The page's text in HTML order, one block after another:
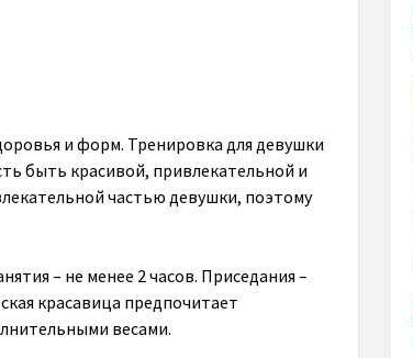
и форм. Тренировка для девушки
быть красивой, привлекательной и
частью девушки, поэтому
– не менее 2 часов. Приседания –
красавица предпочитает
весами.